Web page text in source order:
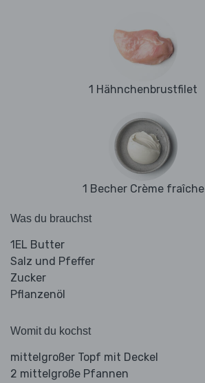
1 Hähnchenbrustfilet
1 Becher Crème fraîche
Was du brauchst
1EL Butter
Salz und Pfeffer
Zucker
Pflanzenöl
Womit du kochst
mittelgroßer Topf mit Deckel
2 mittelgroße Pfannen